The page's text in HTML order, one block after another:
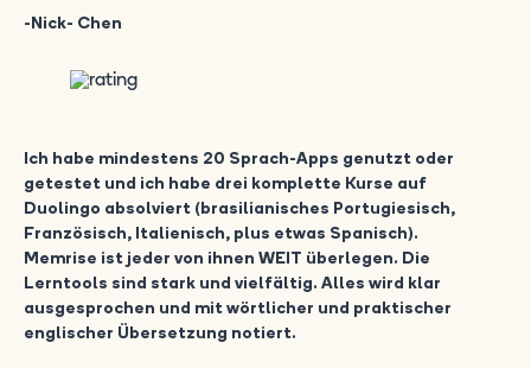
-Nick- Chen
Ich habe mindestens 20 Sprach-Apps genutzt oder
getestet und ich habe drei komplette Kurse auf
Duolingo absolviert (brasilianisches Portugiesisch,
Französisch, Italienisch, plus etwas Spanisch).
Memrise ist jeder von ihnen WEIT überlegen. Die
Lerntools sind stark und vielfältig. Alles wird klar
ausgesprochen und mit wörtlicher und praktischer
englischer Übersetzung notiert.